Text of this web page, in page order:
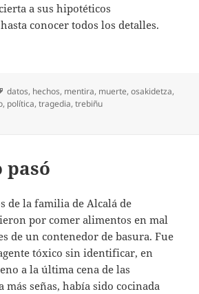
a sus hipotéticos
conocer todos los detalles.
Etiquetas
datos, hechos, mentira, muerte,osakidetza,
, política,tragedia,trebiñu
pasó
de la familia de Alcalá de
por comer alimentos en mal
de un contenedor de basura. Fue
tóxico sin identificar, en
a la última cena de las
más señas, había sido cocinada